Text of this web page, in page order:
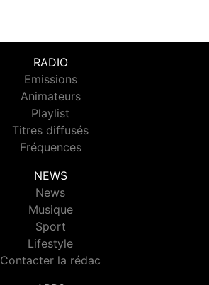
RADIO
Emissions
Animateurs
Playlist
Titres diffusés
Fréquences
NEWS
News
Musique
Sport
Lifestyle
Contacter la rédac